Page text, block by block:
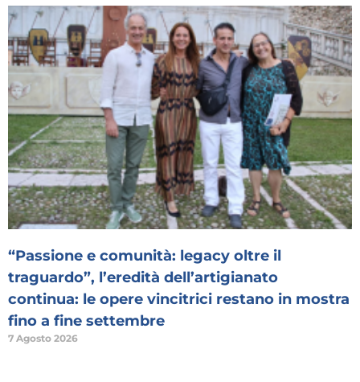
“Passione e comunità: legacy oltre il
traguardo”, l’eredità dell’artigianato
continua: le opere vincitrici restano in mostra
fino a fine settembre
7 Agosto 2026